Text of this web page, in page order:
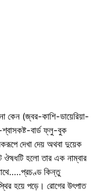
(জ্বর-কাশি-ডায়েরিয়া-
শ্বাসকষ্ট-বার্ড ফ্লু-বুক
দেখা দেয় অথবা দুয়েক
ঔষধটি হলো তার এক নাম্বার
কিন্তু
হয়ে পড়ে। রোগের উৎপাত